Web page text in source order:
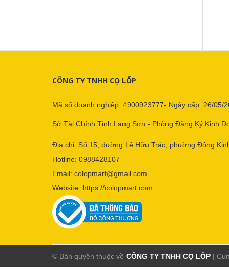
CÔNG TY TNHH CỌ LỐP
Mã số doanh nghiệp: 4900923777- Ngày cấp: 26/05/
Sở Tài Chính Tỉnh Lạng Sơn - Phòng Đăng Ký Kinh
Địa chỉ: Số 15, đường Lê Hữu Trác, phường Đông
Hotline: 0988428107
Email: colopmart@gmail.com
Website: https://colopmart.com
© Bản quyền thuộc về CÔNG TY TNHH CỌ LỐP |